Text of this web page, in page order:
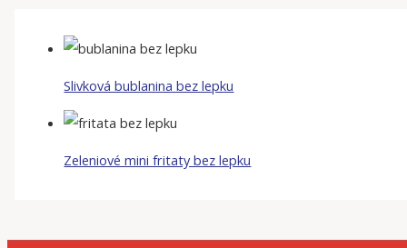
Slivková bublanina bez lepku
Zeleniové mini fritaty bez lepku